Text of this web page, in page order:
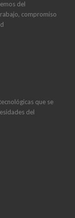
del
compromiso
que se
del